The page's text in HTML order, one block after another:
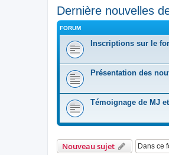
Dernière nouvelles
FORUM
Inscriptions sur le
Présentation des
Témoignage de MJ
Nouveau sujet